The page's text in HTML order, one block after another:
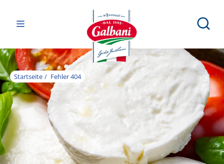
Startseite Fehler 404